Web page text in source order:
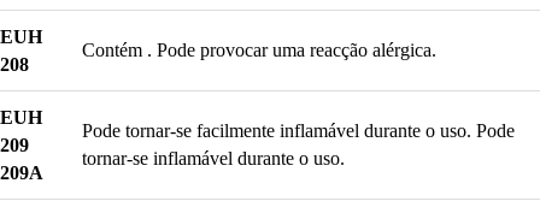
EUH
208
Contém . Pode provocar uma reacção alérgica.
EUH
209
209A
Pode tornar-se facilmente inflamável durante o uso. Pode
tornar-se inflamável durante o uso.